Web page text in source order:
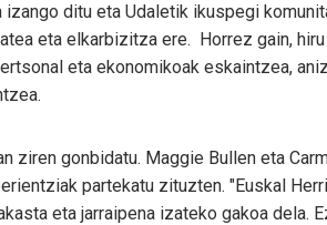
ditu eta Udaletik ikuspegi
eta elkarbizitza ere. Horrez gain,
eta ekonomikoak eskaintzea,
ziren gonbidatu. Maggie Bullen eta
partekatu zituzten. "Euskal
eta jarraipena izateko gakoa dela.